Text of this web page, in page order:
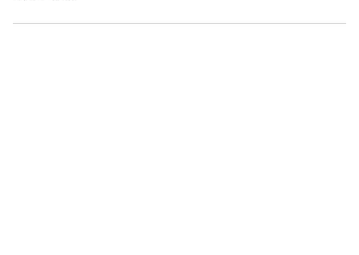
Свети Илија како силен заштитник и небесен чувар. Во